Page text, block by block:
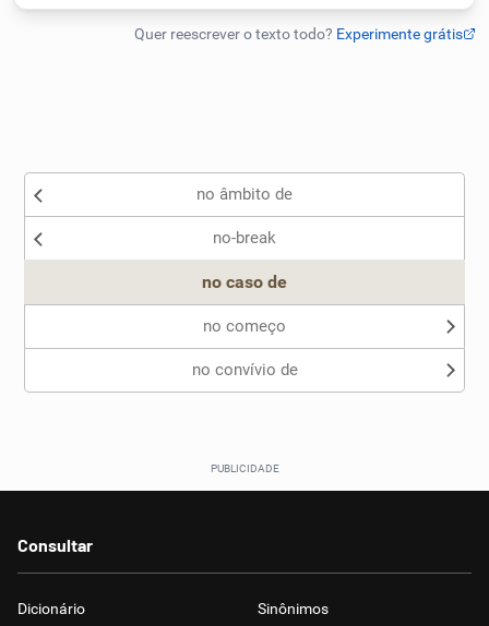
Caça-palavras
no âmbito de
no-break
no caso de
no começo
no convívio de
Consultar
Dicionário Sinônimos